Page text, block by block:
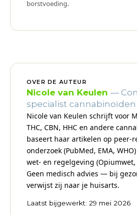
borstvoeding.
OVER DE AUTEUR
Nicole van Keulen —
specialist cannabinoïden
Nicole van Keulen schrijft voor
THC, CBN, HHC en andere
baseert haar artikelen op peer-
onderzoek (PubMed, EMA,
wet- en regelgeving (Opiumwet,
Geen medisch advies — bij
verwijst zij naar je huisarts.
Laatst bijgewerkt: 29 mei 2026